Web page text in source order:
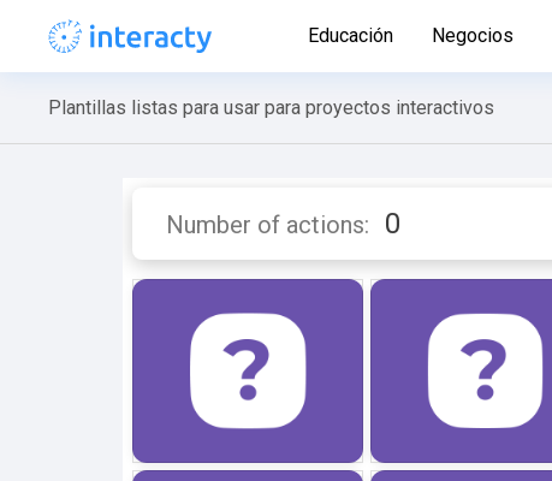
Educación Negocios
Plantillas listas para usar para proyectos interactivos